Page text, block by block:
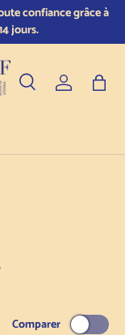
confiance grâce à
jours.
Recherche
Se Sac
Comparer